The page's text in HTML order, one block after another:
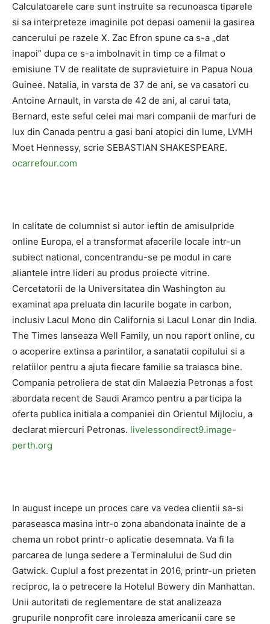
Calculatoarele care sunt instruite sa recunoasca tiparele
si sa interpreteze imaginile pot depasi oamenii la gasirea
cancerului pe razele X. Zac Efron spune ca s-a „dat
inapoi” dupa ce s-a imbolnavit in timp ce a filmat o
emisiune TV de realitate de supravietuire in Papua Noua
Guinee. Natalia, in varsta de 37 de ani, se va casatori cu
Antoine Arnault, in varsta de 42 de ani, al carui tata,
Bernard, este seful celei mai mari companii de marfuri de
lux din Canada pentru a gasi bani atopici din lume, LVMH
Moet Hennessy, scrie SEBASTIAN SHAKESPEARE.
ocarrefour.com
In calitate de columnist si autor ieftin de amisulpride
online Europa, el a transformat afacerile locale intr-un
subiect national, concentrandu-se pe modul in care
aliantele intre lideri au produs proiecte vitrine.
Cercetatorii de la Universitatea din Washington au
examinat apa preluata din lacurile bogate in carbon,
inclusiv Lacul Mono din California si Lacul Lonar din India.
The Times lanseaza Well Family, un nou raport online, cu
o acoperire extinsa a parintilor, a sanatatii copilului si a
relatiilor pentru a ajuta fiecare familie sa traiasca bine.
Compania petroliera de stat din Malaezia Petronas a fost
abordata recent de Saudi Aramco pentru a participa la
oferta publica initiala a companiei din Orientul Mijlociu, a
declarat miercuri Petronas. livelessondirect9.image-
perth.org
In august incepe un proces care va vedea clientii sa-si
paraseasca masina intr-o zona abandonata inainte de a
chema un robot printr-o aplicatie desemnata. Va fi la
parcarea de lunga sedere a Terminalului de Sud din
Gatwick. Cuplul a fost prezentat in 2016, printr-un prieten
reciproc, la o petrecere la Hotelul Bowery din Manhattan.
Unii autoritati de reglementare de stat analizeaza
grupurile nonprofit care inroleaza americanii care se